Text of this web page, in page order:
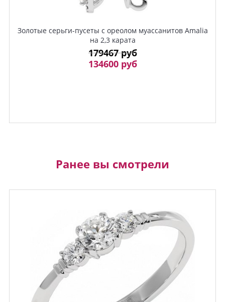
Золотые серьги-пусеты с ореолом муассанитов Amalia
на 2,3 карата
179467 руб
134600 руб
Ранее вы смотрели